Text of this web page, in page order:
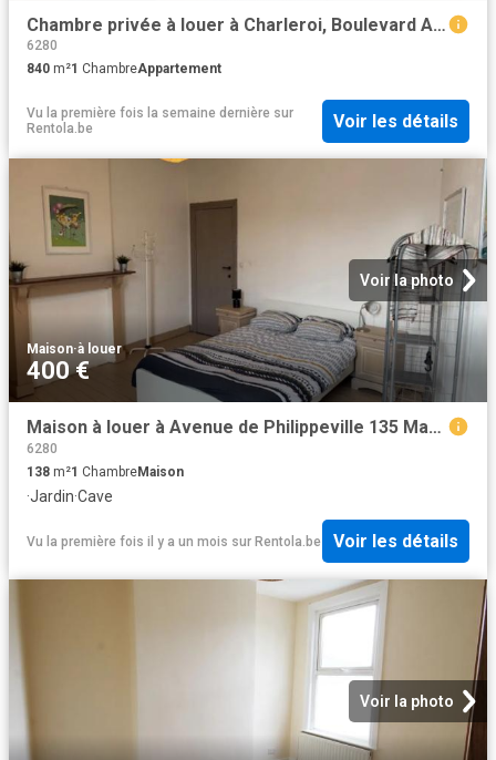
Chambre privée à louer à Charleroi, Boulevard Audent
6280
840 m²1 ChambreAppartement
Vu la première fois la semaine dernière sur
Rentola.be
Voir les détails
Voir la photo
Maison·à louer
400 €
Maison à louer à Avenue de Philippeville 135 Marcinelle
6280
138 m²1 ChambreMaison
·Jardin·Cave
Vu la première fois il y a un mois sur Rentola.be Voir les détails
Voir la photo